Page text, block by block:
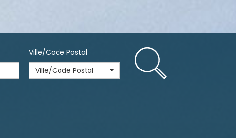
Ville/Code Postal
Ville/Code Postal